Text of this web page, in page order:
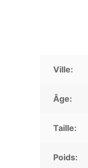
Ville:
Âge:
Taille:
Poids: